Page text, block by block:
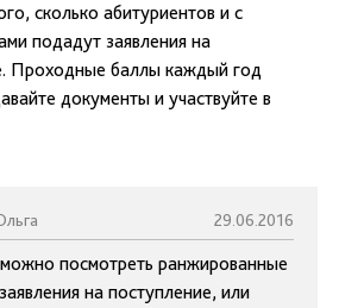
сколько абитуриентов и с
подадут заявления на
Проходные баллы каждый год
документы и участвуйте в
29.06.2016
посмотреть ранжированные
на поступление, или